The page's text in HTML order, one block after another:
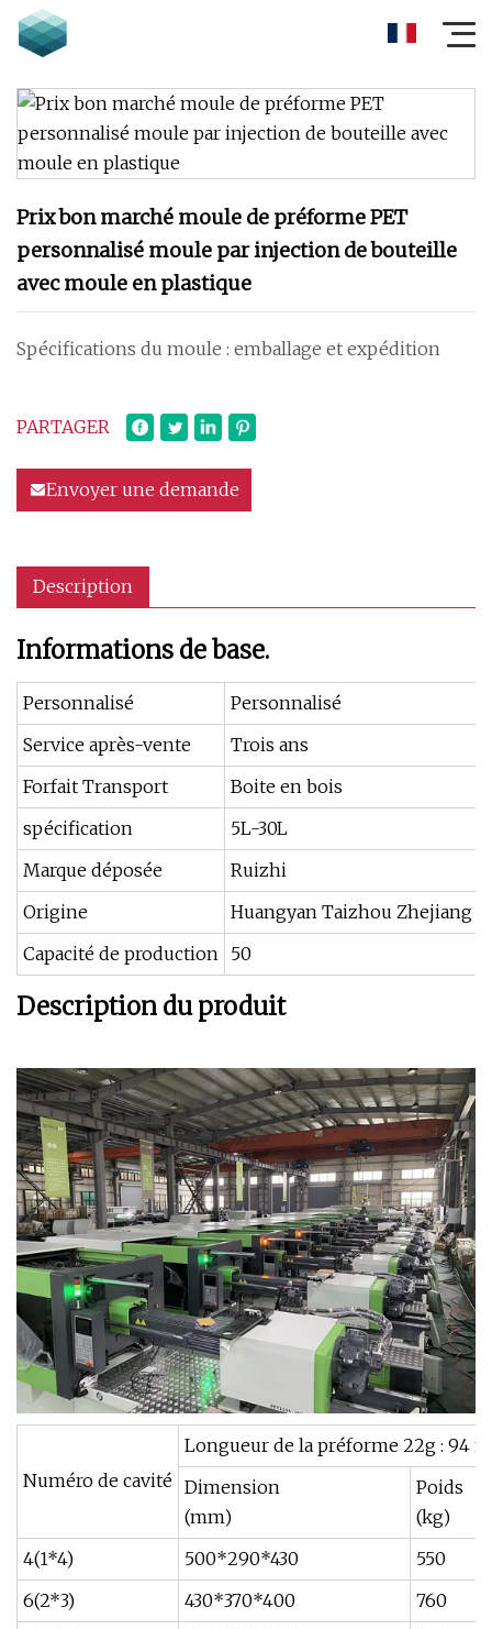
Prix ​​bon marché moule de préforme PET
personnalisé moule par injection de bouteille
avec moule en plastique
Spécifications du moule : emballage et expédition
PARTAGER
Envoyer une demande
Description
Informations de base.
Personnalisé
Personnalisé
Service après-vente
Trois ans
Forfait Transport
Boite en bois
spécification
5L-30L
Marque déposée
Ruizhi
Origine
Huangyan Taizhou Zhejiang
Capacité de production 50
Description du produit
Numéro de cavité
Longueur de la préforme 22g : 94
Dimension
(mm)
Poids
(kg)
4(1*4)
500*290*430
550
6(2*3)
430*370*400
760